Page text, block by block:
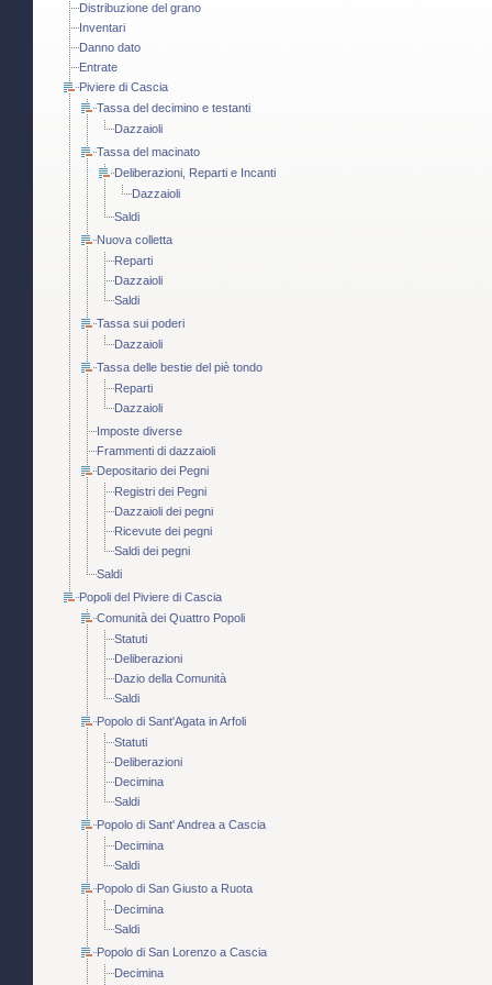
Distribuzione del grano
Inventari
Danno dato
Entrate
Piviere di Cascia
Tassa del decimino e testanti
Dazzaioli
Tassa del macinato
Deliberazioni, Reparti e Incanti
Dazzaioli
Saldi
Nuova colletta
Reparti
Dazzaioli
Saldi
Tassa sui poderi
Dazzaioli
Tassa delle bestie del piè tondo
Reparti
Dazzaioli
Imposte diverse
Frammenti di dazzaioli
Depositario dei Pegni
Registri dei Pegni
Dazzaioli dei pegni
Ricevute dei pegni
Saldi dei pegni
Saldi
Popoli del Piviere di Cascia
Comunità dei Quattro Popoli
Statuti
Deliberazioni
Dazio della Comunità
Saldi
Popolo di Sant'Agata in Arfoli
Statuti
Deliberazioni
Decimina
Saldi
Popolo di Sant' Andrea a Cascia
Decimina
Saldi
Popolo di San Giusto a Ruota
Decimina
Saldi
Popolo di San Lorenzo a Cascia
Decimina